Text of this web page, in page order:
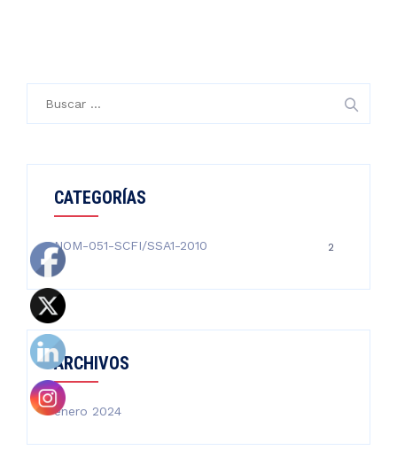
CATEGORÍAS
NOM-051-SCFI/SSA1-2010 2
ARCHIVOS
enero 2024